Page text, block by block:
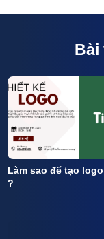
Bài
Làm sao để tạo
?